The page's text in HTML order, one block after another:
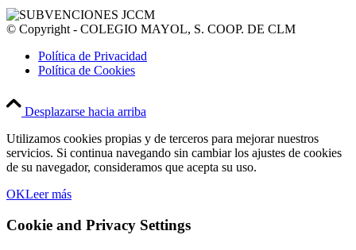
© Copyright - COLEGIO MAYOL, S. COOP. DE CLM
Política de Privacidad
Política de Cookies
Desplazarse hacia arriba
Utilizamos cookies propias y de terceros para mejorar nuestros
servicios. Si continua navegando sin cambiar los ajustes de cookies
de su navegador, consideramos que acepta su uso.
OKLeer más
Cookie and Privacy Settings